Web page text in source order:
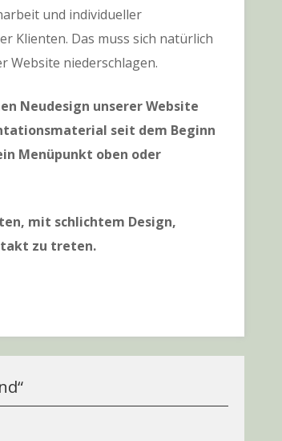
und individueller
Klienten. Das muss sich natürlich
Website niederschlagen.
Neudesign unserer Website
seit dem Beginn
Menüpunkt oben oder
mit schlichtem Design,
zu treten.
“